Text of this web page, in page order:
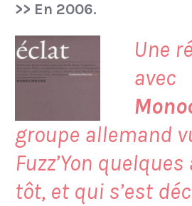
>> En 2006.
Une
avec
groupe allemand
Fuzz’Yon
tôt, et qui s’est